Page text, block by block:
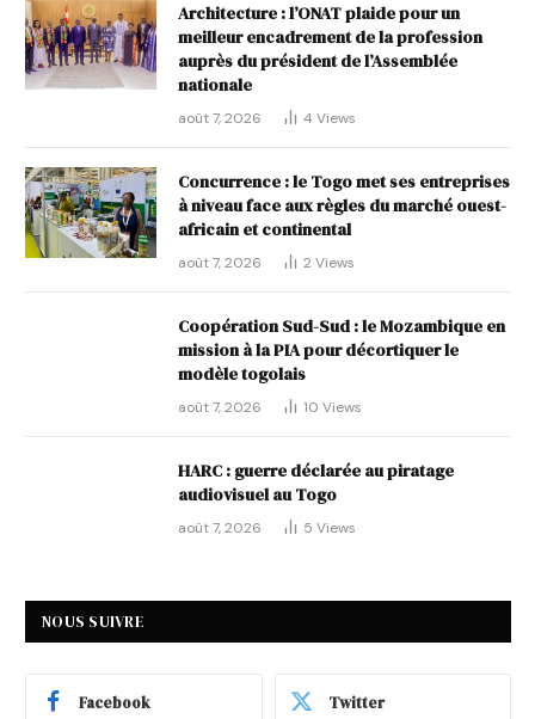
Architecture : l’ONAT plaide pour un
meilleur encadrement de la profession
auprès du président de l’Assemblée
nationale
août 7, 2026 4 Views
Concurrence : le Togo met ses entreprises
à niveau face aux règles du marché ouest-
africain et continental
août 7, 2026 2 Views
Coopération Sud-Sud : le Mozambique en
mission à la PIA pour décortiquer le
modèle togolais
août 7, 2026 10 Views
HARC : guerre déclarée au piratage
audiovisuel au Togo
août 7, 2026 5 Views
NOUS SUIVRE
Facebook Twitter